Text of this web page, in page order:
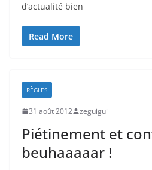
d’actualité bien
Read More
RÈGLES
31 août 2012 zeguigui
Piétinement et
beuhaaaaar !